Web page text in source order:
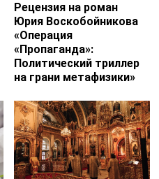
Рецензия на роман
Юрия Воскобойникова
«Операция
«Пропаганда»:
Политический триллер
на грани метафизики»